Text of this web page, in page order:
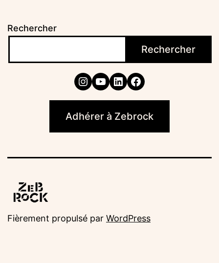
Rechercher
Rechercher
Instagram
YouTube
LinkedIn
Facebook
Adhérer à Zebrock
Fièrement propulsé par WordPress